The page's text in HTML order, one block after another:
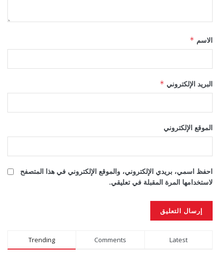
الاسم *
البريد الإلكتروني *
الموقع الإلكتروني
احفظ اسمي، بريدي الإلكتروني، والموقع الإلكتروني في هذا المتصفح
لاستخدامها المرة المقبلة في تعليقي.
Alternative:
Trending Comments Latest